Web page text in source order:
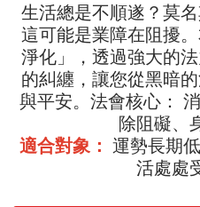
生活總是不順遂？莫
這可能是業障在阻擾
淨化」，透過強大的
的糾纏，讓您從黑暗
與平安。法會核心：
除阻礙、
適合對象： 運勢長期
活處處